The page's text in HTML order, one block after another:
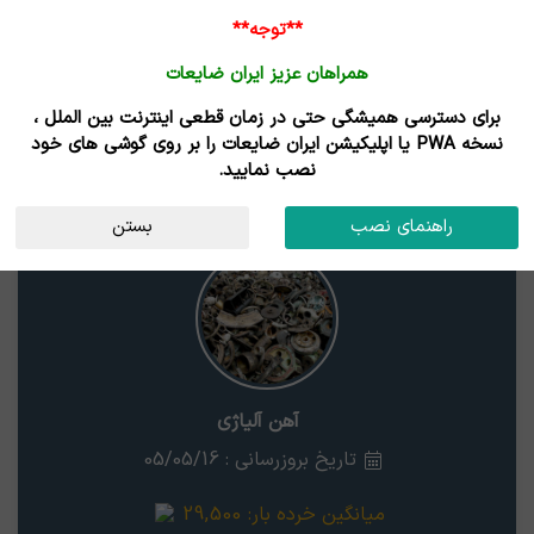
قیمت ضایعات آهن آلیاژی
آهن آلیاژی
تاریخ بروزرسانی : 05/05/16
میانگین خرده بار: 29,500
**توجه**
همراهان عزیز ایران ضایعات
برای دسترسی همیشگی حتی در زمان قطعی اینترنت بین الملل ،
نسخه PWA یا اپلیکیشن ایران ضایعات را بر روی گوشی های خود
نصب نمایید.
راهنمای نصب بستن